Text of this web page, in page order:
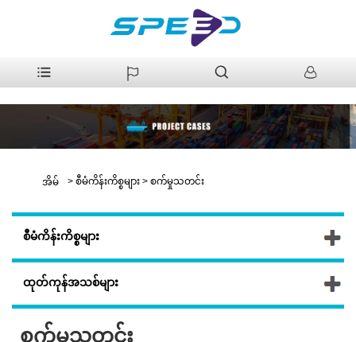
အိမ် > စီမံကိန်းကိစ္စများ > စက်မှုသတင်း
စီမံကိန်းကိစ္စများ
ထုတ်ကုန်အသစ်များ
စက်မှုသတင်း